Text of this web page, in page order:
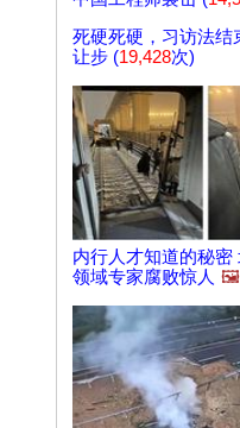
死硬死硬，习访法结
让步 (19,428次)
内行人才知道的秘密
领域专家腐败惊人 🖼️